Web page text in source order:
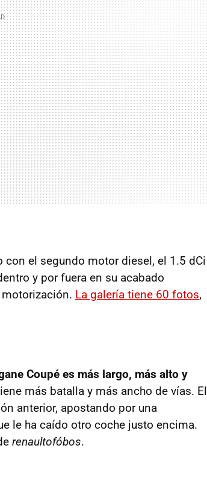
el segundo motor diesel, el 1.5 dCi
y por fuera en su acabado
La galería tiene 60 fotos,
Coupé es más largo, más alto y
más batalla y más ancho de vías. El
anterior, apostando por una
le ha caído otro coche justo encima.
renaultofóbos.